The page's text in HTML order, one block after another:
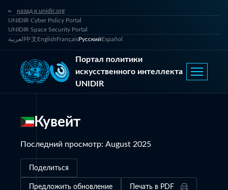
назад к unidir.org
UNIDIR Cyber Policy Portal
UNIDIR Space Security Portal
العربية 中文EnglishFrançaisРусскийEspañol
Портал политики
искусственного интеллекта
UNIDIR
Кувейт
Последний просмотр: August 2025
Поделиться
Предложить обновление Печать в PDF